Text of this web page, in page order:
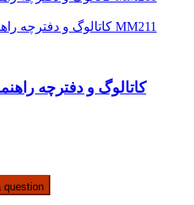
کاتالوگ و دفترچه
question